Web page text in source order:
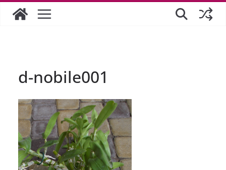
d-nobile001